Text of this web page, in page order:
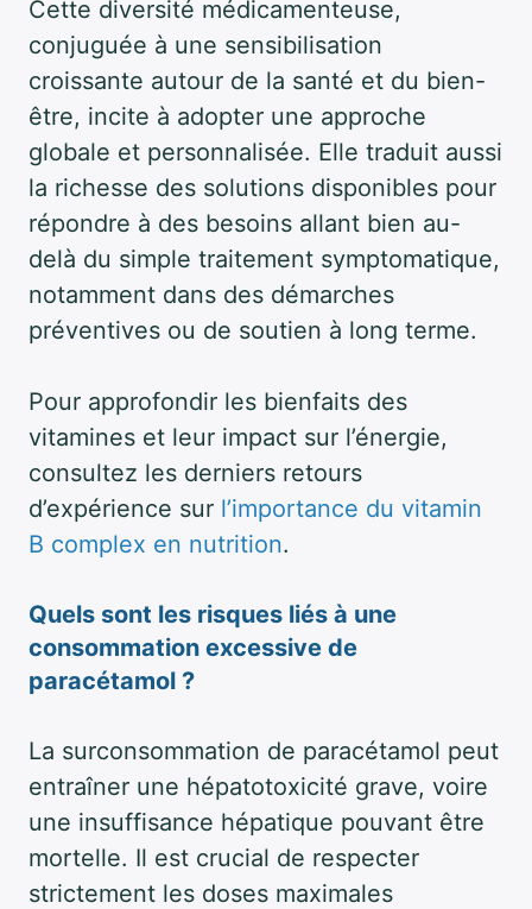
Cette diversité médicamenteuse,
conjuguée à une sensibilisation
croissante autour de la santé et du bien-
être, incite à adopter une approche
globale et personnalisée. Elle traduit aussi
la richesse des solutions disponibles pour
répondre à des besoins allant bien au-
delà du simple traitement symptomatique,
notamment dans des démarches
préventives ou de soutien à long terme.
Pour approfondir les bienfaits des
vitamines et leur impact sur l’énergie,
consultez les derniers retours
d’expérience sur l’importance du vitamin
B complex en nutrition.
Quels sont les risques liés à une
consommation excessive de
paracétamol ?
La surconsommation de paracétamol peut
entraîner une hépatotoxicité grave, voire
une insuffisance hépatique pouvant être
mortelle. Il est crucial de respecter
strictement les doses maximales